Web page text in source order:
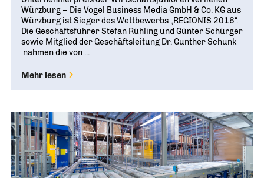
Würzburg – Die Vogel Business Media GmbH & Co. KG aus
Würzburg ist Sieger des Wettbewerbs „REGIONIS 2016“.
Die Geschäftsführer Stefan Rühling und Günter Schürger
sowie Mitglied der Geschäftsleitung Dr. Gunther Schunk
nahmen die von ...
Mehr lesen